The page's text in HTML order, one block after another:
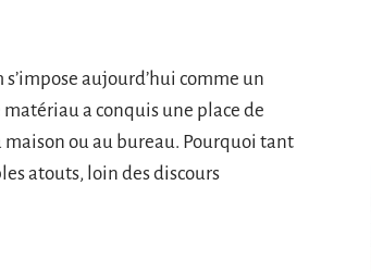
aujourd’hui comme un
a conquis une place de
ou au bureau. Pourquoi tant
atouts, loin des discours